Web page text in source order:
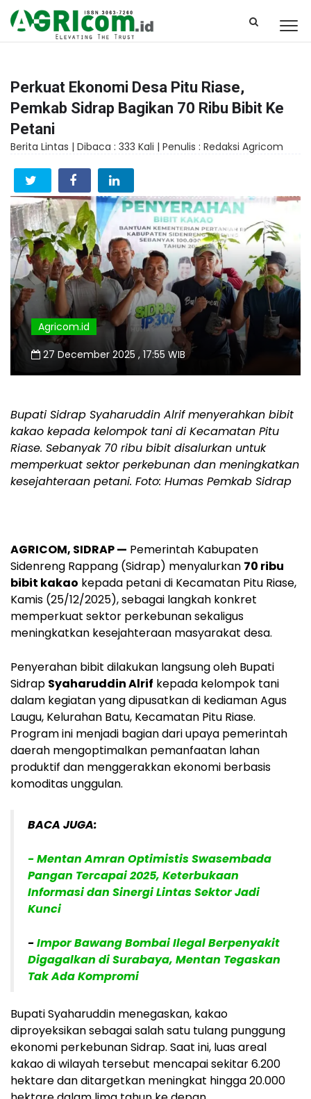
Perkuat Ekonomi Desa Pitu Riase,
Pemkab Sidrap Bagikan 70 Ribu Bibit Ke
Petani
Berita Lintas | Dibaca : 333 Kali | Penulis : Redaksi Agricom
Agricom.id
27 December 2025 , 17:55 WIB
Bupati Sidrap Syaharuddin Alrif menyerahkan bibit
kakao kepada kelompok tani di Kecamatan Pitu
Riase. Sebanyak 70 ribu bibit disalurkan untuk
memperkuat sektor perkebunan dan meningkatkan
kesejahteraan petani. Foto: Humas Pemkab Sidrap
AGRICOM, SIDRAP — Pemerintah Kabupaten
Sidenreng Rappang (Sidrap) menyalurkan 70 ribu
bibit kakao kepada petani di Kecamatan Pitu Riase,
Kamis (25/12/2025), sebagai langkah konkret
memperkuat sektor perkebunan sekaligus
meningkatkan kesejahteraan masyarakat desa.
Penyerahan bibit dilakukan langsung oleh Bupati
Sidrap Syaharuddin Alrif kepada kelompok tani
dalam kegiatan yang dipusatkan di kediaman Agus
Laugu, Kelurahan Batu, Kecamatan Pitu Riase.
Program ini menjadi bagian dari upaya pemerintah
daerah mengoptimalkan pemanfaatan lahan
produktif dan menggerakkan ekonomi berbasis
komoditas unggulan.
BACA JUGA:
- Mentan Amran Optimistis Swasembada
Pangan Tercapai 2025, Keterbukaan
Informasi dan Sinergi Lintas Sektor Jadi
Kunci
-Impor Bawang Bombai Ilegal Berpenyakit
Digagalkan di Surabaya, Mentan Tegaskan
Tak Ada Kompromi
Bupati Syaharuddin menegaskan, kakao
diproyeksikan sebagai salah satu tulang punggung
ekonomi perkebunan Sidrap. Saat ini, luas areal
kakao di wilayah tersebut mencapai sekitar 6.200
hektare dan ditargetkan meningkat hingga 20.000